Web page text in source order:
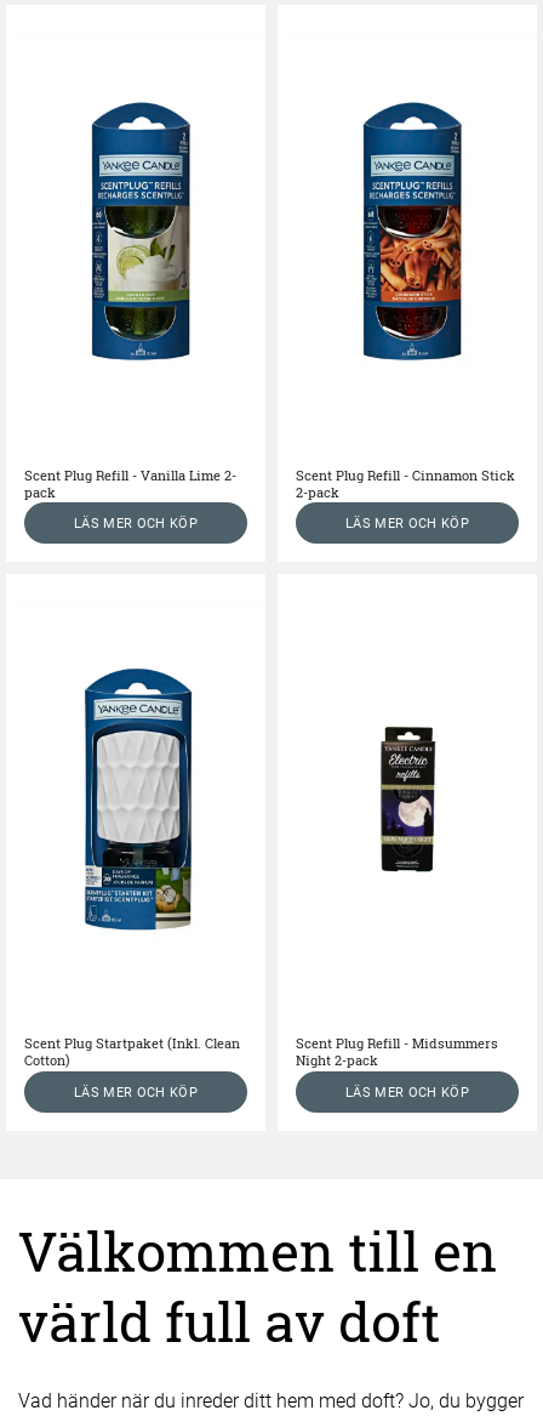
Scent Plug Refill - Vanilla Lime 2-
pack
LÄS MER OCH KÖP
Scent Plug Refill - Cinnamon Stick
2-pack
LÄS MER OCH KÖP
Scent Plug Startpaket (Inkl. Clean
Cotton)
LÄS MER OCH KÖP
Scent Plug Refill - Midsummers
Night 2-pack
LÄS MER OCH KÖP
Välkommen till en
värld full av doft
Vad händer när du inreder ditt hem med doft? Jo, du bygger